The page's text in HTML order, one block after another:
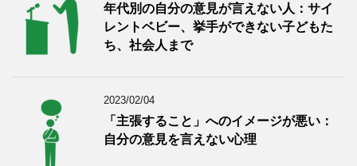
年代別の自分の意見が言えない人：サイ
レントベビー、挙手ができない子どもた
ち、社会人まで
2023/02/04
「主張すること」へのイメージが悪い：
自分の意見を言えない心理